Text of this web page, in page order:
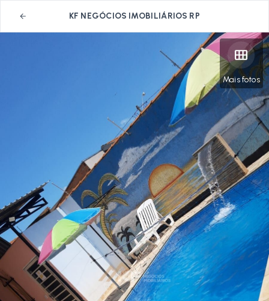
KF NEGÓCIOS IMOBILIÁRIOS RP
Mais fotos